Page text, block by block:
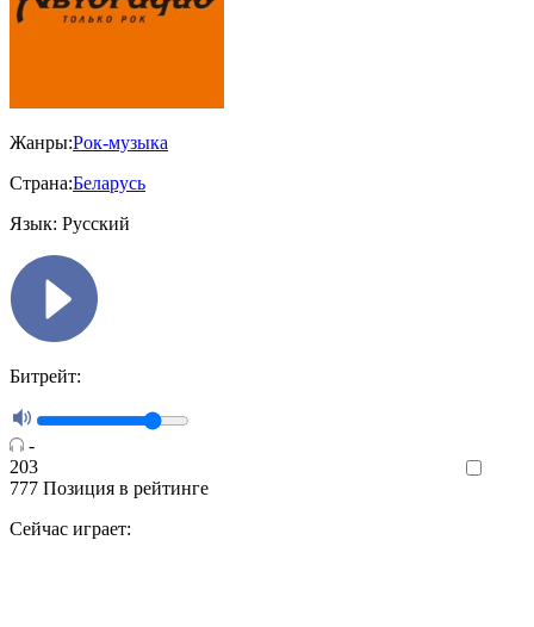
Жанры:Рок-музыка
Страна:Беларусь
Язык: Русский
Битрейт:
-
203
777 Позиция в рейтинге
Сейчас играет: